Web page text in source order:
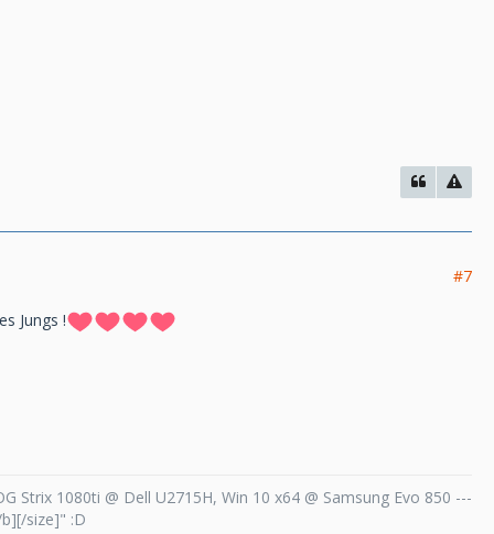
#7
Jungs !
Strix 1080ti @ Dell U2715H, Win 10 x64 @ Samsung Evo 850 ---
size]" :D